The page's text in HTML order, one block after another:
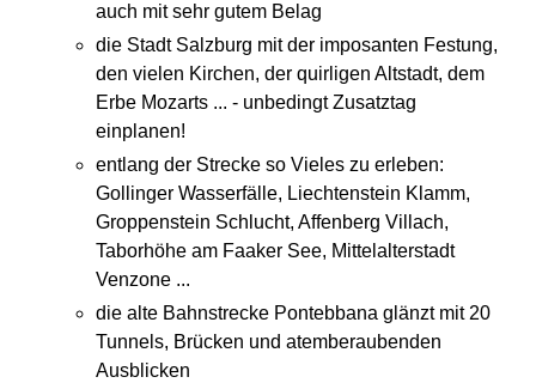
auch mit sehr gutem Belag
die Stadt Salzburg mit der imposanten Festung,
den vielen Kirchen, der quirligen Altstadt, dem
Erbe Mozarts ... - unbedingt Zusatztag
einplanen!
entlang der Strecke so Vieles zu erleben:
Gollinger Wasserfälle, Liechtenstein Klamm,
Groppenstein Schlucht, Affenberg Villach,
Taborhöhe am Faaker See, Mittelalterstadt
Venzone ...
die alte Bahnstrecke Pontebbana glänzt mit 20
Tunnels, Brücken und atemberaubenden
Ausblicken